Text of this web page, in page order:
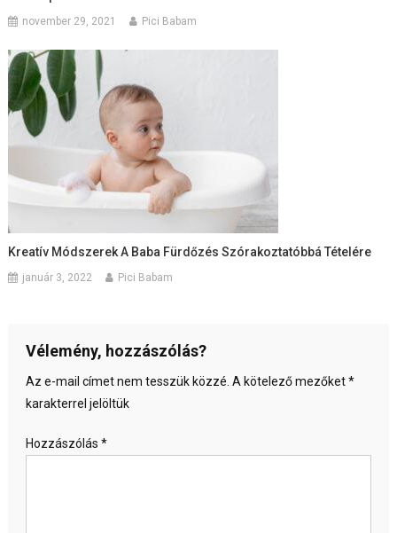
november 29, 2021 Pici Babam
Kreatív Módszerek A Baba Fürdőzés Szórakoztatóbbá Tételére
január 3, 2022 Pici Babam
Vélemény, hozzászólás?
Az e-mail címet nem tesszük közzé. A kötelező mezőket*
karakterrel jelöltük
Hozzászólás *